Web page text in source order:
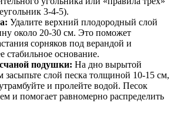
3-4-5).
Удалите верхний плодородный слой
около 20-30 см. Это поможет
сорняков под верандой и
стабильное основание.
подушки: На дно вырытой
засыпьте слой песка толщиной 10-15 см,
и пролейте водой. Песок
и помогает равномерно распределить